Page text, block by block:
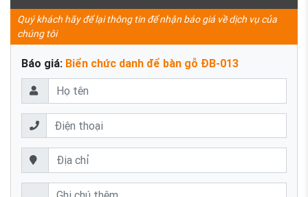
Quý khách hãy để lại thông tin để nhận báo giá về dịch vụ của
chúng tôi
Báo giá: Biển chức danh để bàn gỗ ĐB-013